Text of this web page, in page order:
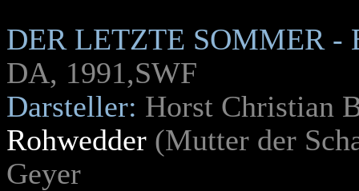
DER LETZTE SOMMER
DA, 1991,SWF
Darsteller: Horst Christian
Rohwedder (Mutter der
Geyer